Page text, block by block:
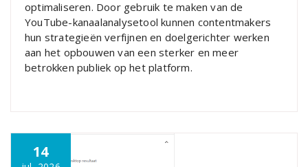
optimaliseren. Door gebruik te maken van de
YouTube-kanaalanalysetool kunnen contentmakers
hun strategieën verfijnen en doelgerichter werken
aan het opbouwen van een sterker en meer
betrokken publiek op het platform.
14